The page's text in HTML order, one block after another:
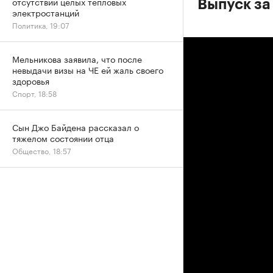
Выпуск
электростанций
Политика, 19:07
Мельникова заявила, что после
невыдачи визы на ЧЕ ей жаль своего
здоровья
Спорт, 18:58
Сын Джо Байдена рассказал о
тяжелом состоянии отца
Общество, 18:57